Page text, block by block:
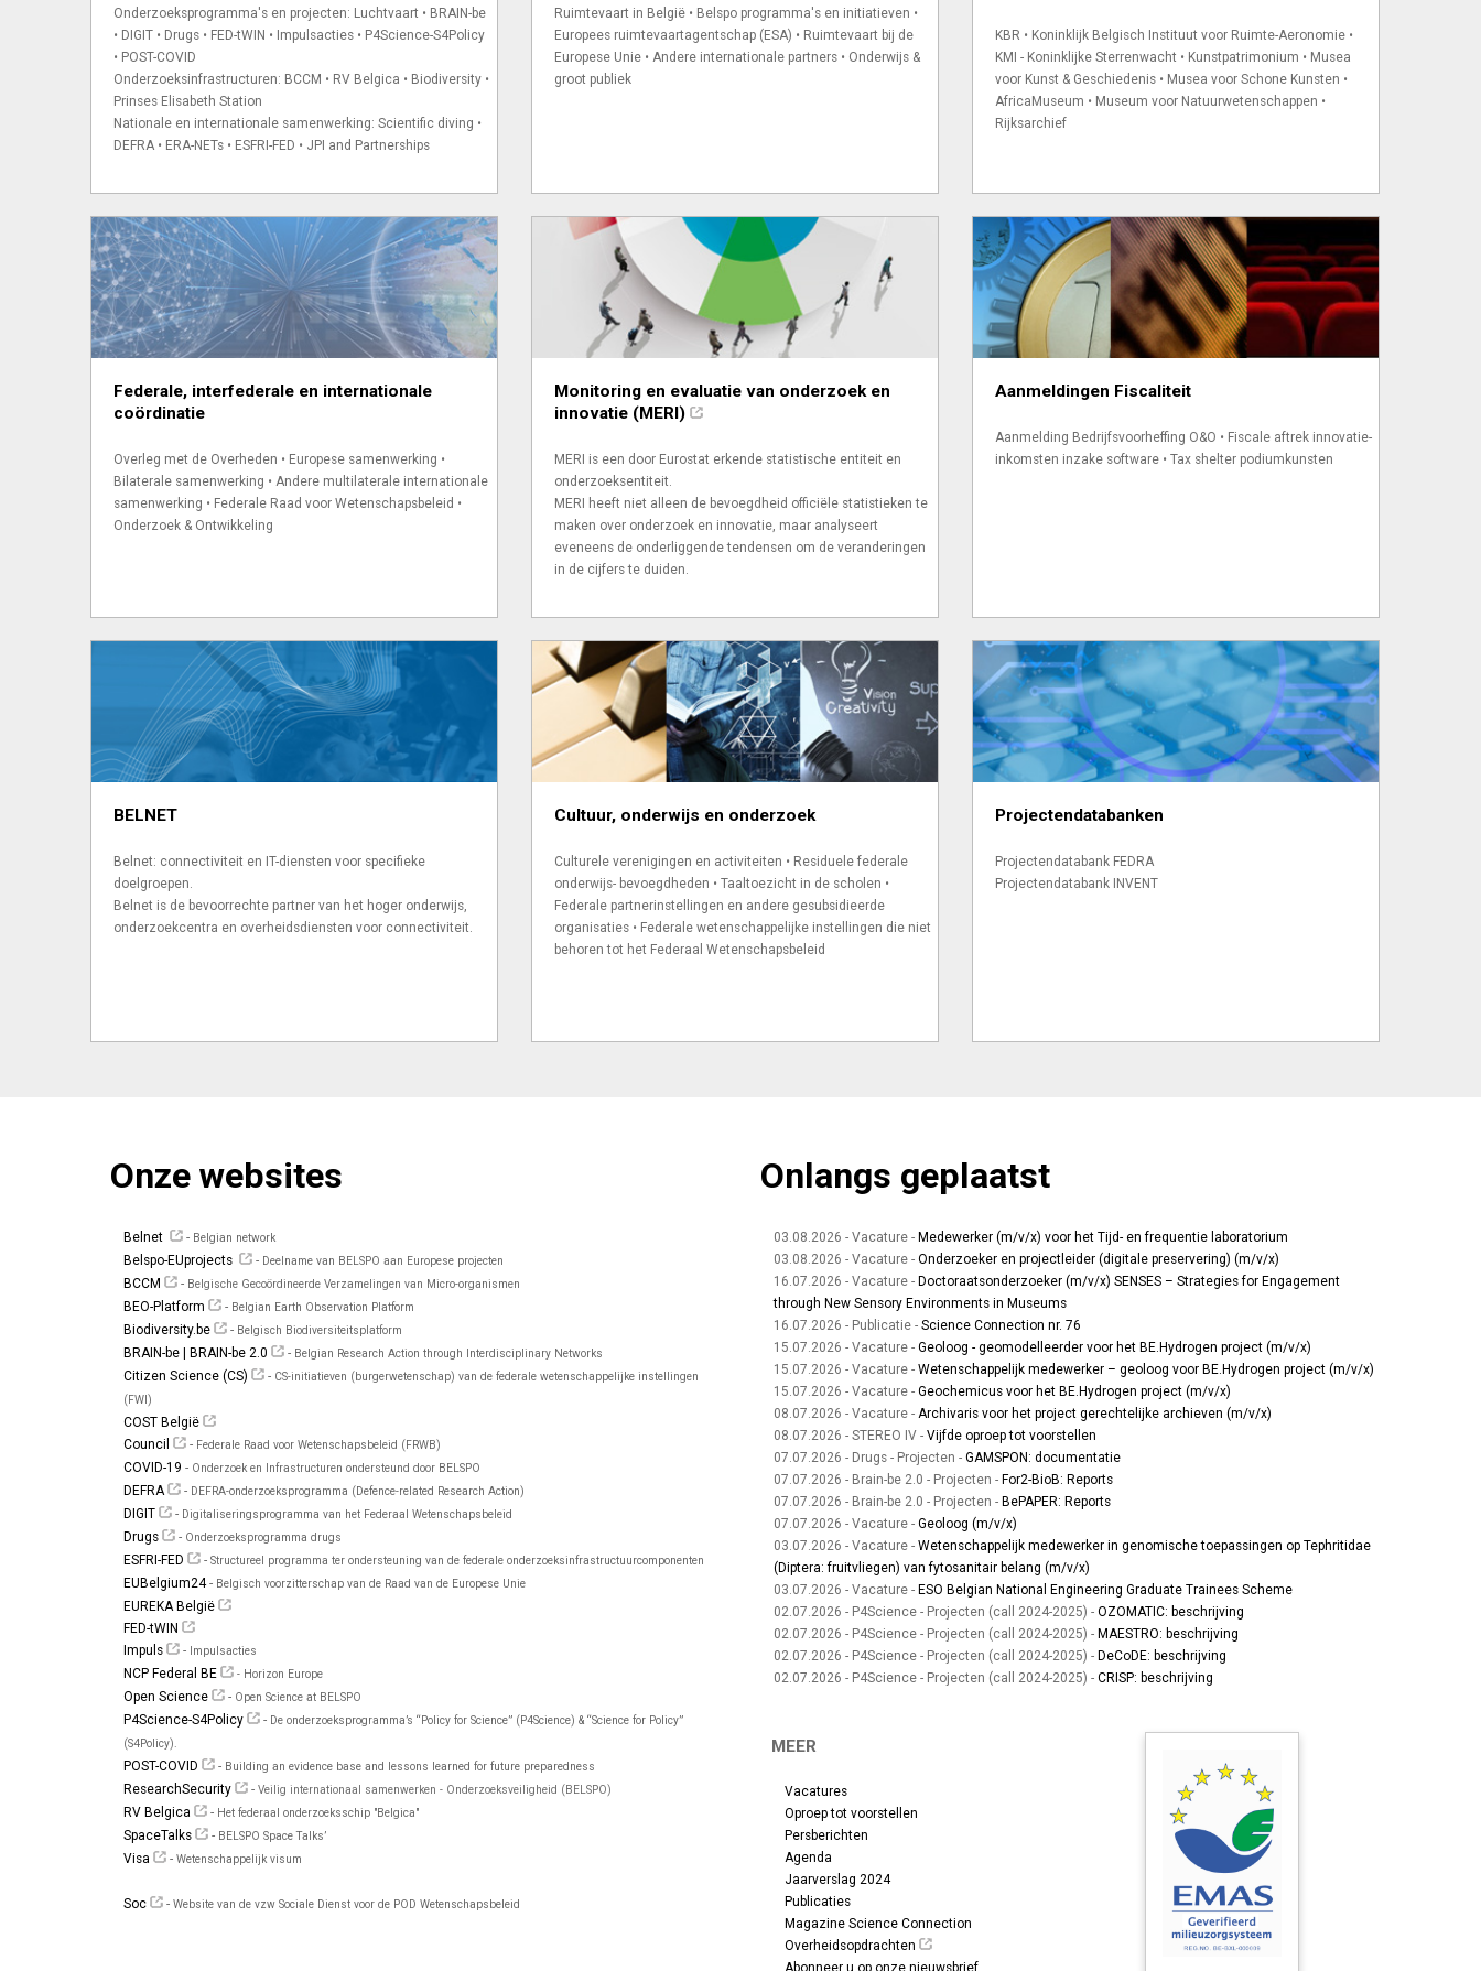
Onderzoeks­programma's en projecten: Luchtvaart • BRAIN-be
• DIGIT • Drugs • FED-tWIN • Impulsacties • P4Science-S4Policy
• POST-COVID
Onderzoeks­infra­structuren: BCCM • RV Belgica • Biodiversity •
Prinses Elisabeth Station
Nationale en internationale samenwerking: Scientific diving •
DEFRA • ERA-NETs • ESFRI-FED • JPI and Partnerships
Ruimtevaart in België • Belspo programma's en initiatieven •
Europees ruimtevaartagentschap (ESA) • Ruimtevaart bij de
Europese Unie • Andere internationale partners • Onderwijs &
groot publiek
KBR • Koninklijk Belgisch Instituut voor Ruimte-Aeronomie •
KMI - Konink­lijke Sterren­wacht • Kunst­patrimonium • Musea
voor Kunst & Geschiedenis • Musea voor Schone Kunsten •
AfricaMuseum • Museum voor Natuur­weten­schap­pen •
Rijksarchief
Federale, interfederale en internationale
coördinatie
Overleg met de Over­heden • Europese samenwerking •
Bilaterale samenwerking • Andere multilaterale internationale
samenwerking • Federale Raad voor Wetenschapsbeleid •
Onderzoek & Ontwikkeling
Monitoring en evaluatie van onderzoek en
innovatie (MERI)
MERI is een door Eurostat erkende statistische entiteit en
onderzoeksentiteit.
MERI heeft niet alleen de bevoegdheid officiële statistieken te
maken over onderzoek en innovatie, maar analyseert
eveneens de onderliggende tendensen om de verander­ingen
in de cijfers te duiden.
Aanmeldingen Fiscaliteit
Aanmelding Bedrijfs­voorheffing O&O • Fiscale aftrek innovatie-
inkomsten inzake software • Tax shelter podium­kunsten
BELNET
Belnet: connectiviteit en IT-diensten voor specifieke
doelgroepen.
Belnet is de bevoorrechte partner van het hoger onderwijs,
onderzoekcentra en overheidsdiensten voor connectiviteit.
Cultuur, onderwijs en onderzoek
Culturele verenigingen en activiteiten • Residuele federale
onderwijs- bevoegd­heden • Taal­toezicht in de scholen •
Federale partner­instellingen en andere gesubsidieerde
organisaties • Federale weten­schap­pelijke instellingen die niet
behoren tot het Federaal Weten­schaps­beleid
Projectendatabanken
Projectendatabank FEDRA
Projectendatabank INVENT
Onze websites
Belnet - Belgian network
Belspo-EUprojects - Deelname van BELSPO aan Europese projecten
BCCM - Belgische Gecoördineerde Verzamelingen van Micro-organismen
BEO-Platform - Belgian Earth Observation Platform
Biodiversity.be - Belgisch Biodiversiteitsplatform
BRAIN-be | BRAIN-be 2.0 - Belgian Research Action through Interdisciplinary Networks
Citizen Science (CS) - CS-initiatieven (burgerwetenschap) van de federale wetenschappelijke instellingen
(FWI)
COST België
Council
- Federale Raad voor Wetenschapsbeleid (FRWB)
COVID-19 - Onderzoek en Infra­structuren ondersteund door BELSPO
DEFRA - DEFRA-onderzoeksprogramma (Defence-related Research Action)
DIGIT - Digitaliseringsprogramma van het Federaal Wetenschapsbeleid
Drugs - Onderzoeksprogramma drugs
ESFRI-FED - Structureel programma ter ondersteuning van de federale onderzoeksinfrastructuurcomponenten
EUBelgium24- Belgisch voorzitterschap van de Raad van de Europese Unie
EUREKA België
FED-tWIN
Impuls
- Impulsacties
NCP Federal BE - Horizon Europe
Open Science - Open Science at BELSPO
P4Science-S4Policy - De onderzoeksprogramma’s “Policy for Science” (P4Science) & “Science for Policy”
(S4Policy).
POST-COVID - Building an evidence base and lessons learned for future preparedness
ResearchSecurity - Veilig internationaal samenwerken - Onderzoeksveiligheid (BELSPO)
RV Belgica - Het federaal onderzoeksschip "Belgica"
SpaceTalks - BELSPO Space Talks’
Visa - Wetenschappelijk visum
Soc - Website van de vzw Sociale Dienst voor de POD Wetenschapsbeleid
Onlangs geplaatst
03.08.2026 - Vacature - Medewerker (m/v/x) voor het Tijd- en frequentie laboratorium
03.08.2026 - Vacature - Onderzoeker en projectleider (digitale preservering) (m/v/x)
16.07.2026 - Vacature - Doctoraatsonderzoeker (m/v/x) SENSES – Strategies for Engagement
through New Sensory Environments in Museums
16.07.2026 - Publicatie - Science Connection nr. 76
15.07.2026 - Vacature - Geoloog - geomodelleerder voor het BE.Hydrogen project (m/v/x)
15.07.2026 - Vacature - Wetenschappelijk medewerker – geoloog voor BE.Hydrogen project (m/v/x)
15.07.2026 - Vacature - Geochemicus voor het BE.Hydrogen project (m/v/x)
08.07.2026 - Vacature - Archivaris voor het project gerechtelijke archieven (m/v/x)
08.07.2026 - STEREO IV - Vijfde oproep tot voorstellen
07.07.2026 - Drugs - Projecten - GAMSPON: documentatie
07.07.2026 - Brain-be 2.0 - Projecten - For2-BioB: Reports
07.07.2026 - Brain-be 2.0 - Projecten - BePAPER: Reports
07.07.2026 - Vacature - Geoloog (m/v/x)
03.07.2026 - Vacature - Wetenschappelijk medewerker in genomische toepassingen op Tephritidae
(Diptera: fruitvliegen) van fytosanitair belang (m/v/x)
03.07.2026 - Vacature - ESO Belgian National Engineering Graduate Trainees Scheme
02.07.2026 - P4Science - Projecten (call 2024-2025) - OZOMATIC: beschrijving
02.07.2026 - P4Science - Projecten (call 2024-2025) - MAESTRO: beschrijving
02.07.2026 - P4Science - Projecten (call 2024-2025) - DeCoDE: beschrijving
02.07.2026 - P4Science - Projecten (call 2024-2025) - CRISP: beschrijving
MEER
Vacatures
Oproep tot voorstellen
Persberichten
Agenda
Jaarverslag 2024
Publicaties
Magazine Science Connection
Overheidsopdrachten
Abonneer u op onze nieuwsbrief